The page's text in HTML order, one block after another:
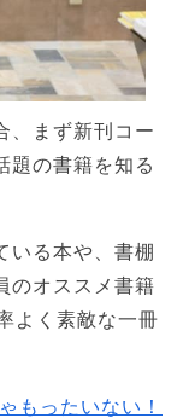
、まず新刊コー
題の書籍を知る
いる本や、書棚
のオススメ書籍
よく素敵な一冊
もったいない！